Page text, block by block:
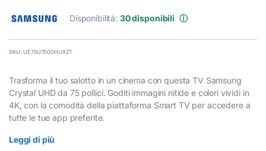
Disponibilità: 30 disponibili ⓘ
SKU: UE75U7000HUXZT
Trasforma il tuo salotto in un cinema con questa TV Samsung
Crystal UHD da 75 pollici. Goditi immagini nitide e colori vividi in
4K, con la comodità della piattaforma Smart TV per accedere a
tutte le tue app preferite.
Leggi di più